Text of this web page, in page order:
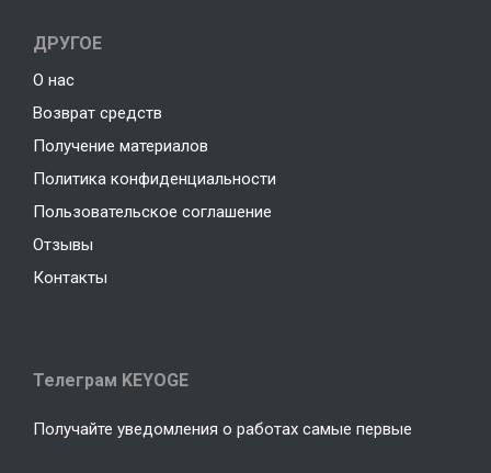
ДРУГОЕ
О нас
Возврат средств
Получение материалов
Политика конфиденциальности
Пользовательское соглашение
Отзывы
Контакты
Телеграм KEYOGE
Получайте уведомления о работах самые первые